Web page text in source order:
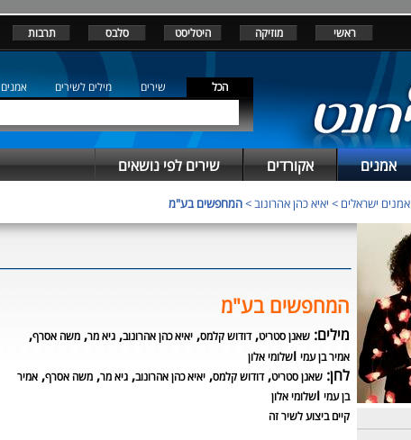
ראשי מוזיקה היטליסט סלבס תרבות
הכל שירים מילים לשירים אמנים
אמנים אקורדים שירים לפי נושאים
אמנים ישראלים > יאיא כהן אהרונוב>המחפשים בע"מ
המחפשים בע"מ
מילים: שאנן סטריט,דודוש קלמס, יאיא כהן אהרונוב, גיא מר, משה אסרף,
אמיר בן עמי ושלומי אלון
לחן: שאנן סטריט,דודוש קלמס, יאיא כהן אהרונוב, גיא מר, משה אסרף, אמיר
בן עמי ושלומי אלון
קיים ביצוע לשיר זה